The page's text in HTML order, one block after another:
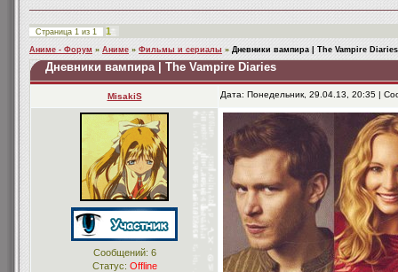
Страница 1 из 1 1
Аниме - Форум » Аниме » Фильмы и сериалы » Дневники вампира | The Vampire Diaries
Дневники вампира | The Vampire Diaries
MisakiS Дата: Понедельник, 29.04.13, 20:35 |
Сообщений: 6
Статус: Offline